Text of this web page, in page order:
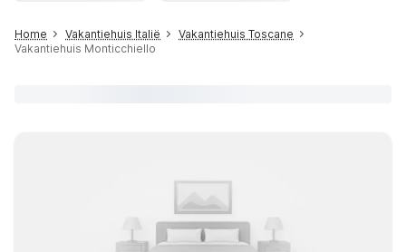
Home Vakantiehuis Italië
Vakantiehuis Toscane
Vakantiehuis Monticchiello